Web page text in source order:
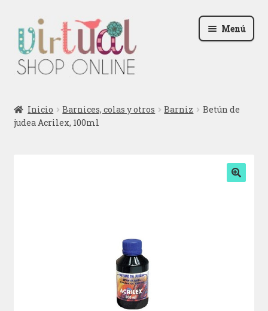
la
navegación
al
contenido
Menú
Podcast
Inicio Barnices, colas y otros Barniz
Betún de
judea Acrilex, 100ml